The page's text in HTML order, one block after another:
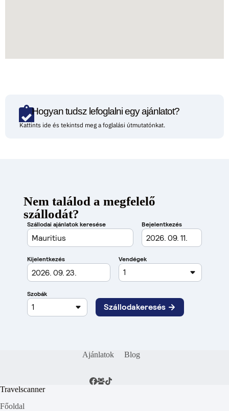
Hogyan tudsz lefoglalni egy ajánlatot?
Kattints ide és tekintsd meg a foglalási útmutatónkat.
Nem találod a megfelelő
szállodát?
Ajánlatok Blog
Travelscanner
Főoldal